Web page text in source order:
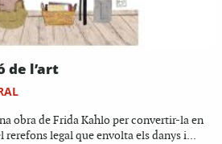
de l’art
obra de Frida Kahlo per convertir-la en
rerefons legal que envolta els danys i...